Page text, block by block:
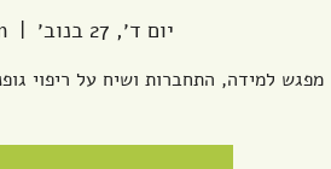
יום ד׳, 27 בנוב׳
  |
מפגש למידה, התחברות ושיח על ריפוי